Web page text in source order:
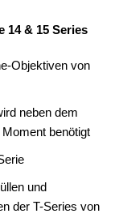
14 & 15 Series
Objektiven von
neben dem
benötigt
und
der T-Series von